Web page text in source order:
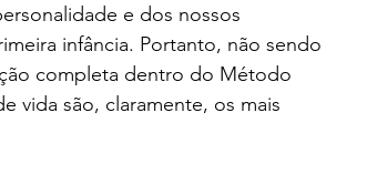
e dos nossos
infância. Portanto, não sendo
completa dentro do Método
vida são, claramente, os mais